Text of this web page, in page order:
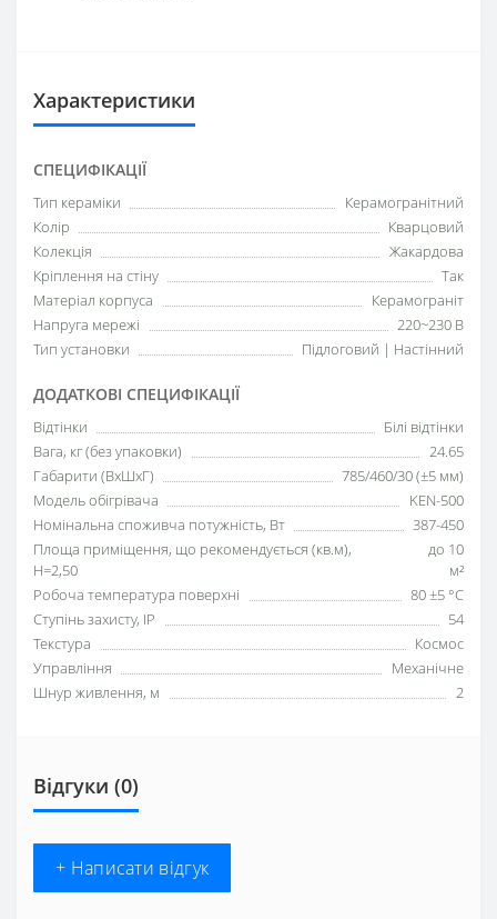
Характеристики
СПЕЦИФІКАЦІЇ
Тип кераміки
Керамогранітний
Колір
Кварцовий
Колекція
Жакардова
Кріплення на стіну
Так
Матеріал корпуса
Керамограніт
Напруга мережі
220~230 В
Тип установки
Підлоговий | Настінний
ДОДАТКОВІ СПЕЦИФІКАЦІЇ
Відтінки
Білі відтінки
Вага, кг (без упаковки)
24.65
Габарити (ВхШхГ)
785/460/30 (±5 мм)
Модель обігрівача
KEN-500
Номінальна споживча потужність, Вт
387-450
Площа приміщення, що рекомендується (кв.м),
H=2,50
до 10
м²
Робоча температура поверхні
80 ±5 °С
Ступінь захисту, IP
54
Текстура
Космос
Управління
Механічне
Шнур живлення, м
2
Відгуки (0)
+ Написати відгук